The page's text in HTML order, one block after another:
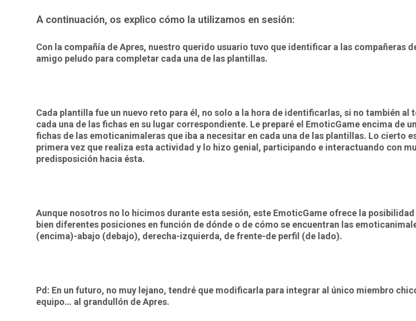
A continuación, os explico cómo la utilizamos en sesión:
Con la compañía de Apres, nuestro querido usuario tuvo que identificar a las compañeras
amigo peludo para completar cada una de las plantillas.
Cada plantilla fue un nuevo reto para él, no solo a la hora de identificarlas, si no también al
cada una de las fichas en su lugar correspondiente. Le preparé el EmoticGame encima de
fichas de las emoticanimaleras que iba a necesitar en cada una de las plantillas. Lo cierto
primera vez que realiza esta actividad y lo hizo genial, participando e interactuando con
predisposición hacia ésta.
Aunque nosotros no lo hicimos durante esta sesión, este EmoticGame ofrece la
bien diferentes posiciones en función de dónde o de cómo se encuentran las
(encima)-abajo (debajo), derecha-izquierda, de frente-de perfil (de lado).
Pd: En un futuro, no muy lejano, tendré que modificarla para integrar al único miembro
equipo… al grandullón de Apres.